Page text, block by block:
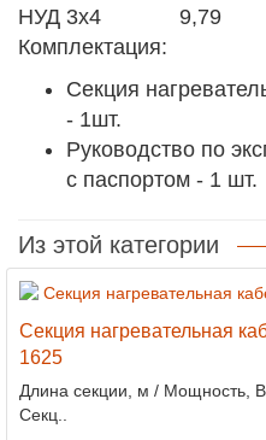
НУД 3х4
9,79
Комплектация:
Секция
- 1шт.
Руководство по
с паспортом - 1 шт.
Из этой категории
Секция нагревательная
1625
Длина секции, м /
Секц..